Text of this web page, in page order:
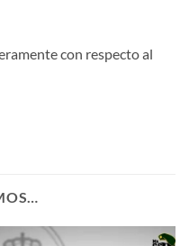
con respecto al